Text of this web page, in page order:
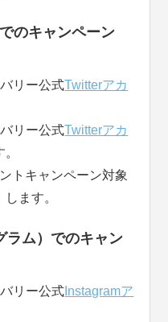
のキャンペーン
リー公式Twitterアカ
リー公式Twitterアカ
トキャンペーン対象
します。
ラム）でのキャン
リー公式 Instagramア